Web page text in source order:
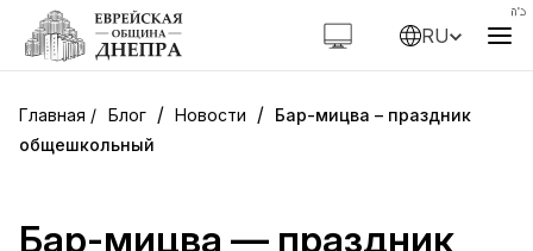
RU
Блог / Новости / Бар-мицва – праздник
общешкольный
Бар-мицва — праздник